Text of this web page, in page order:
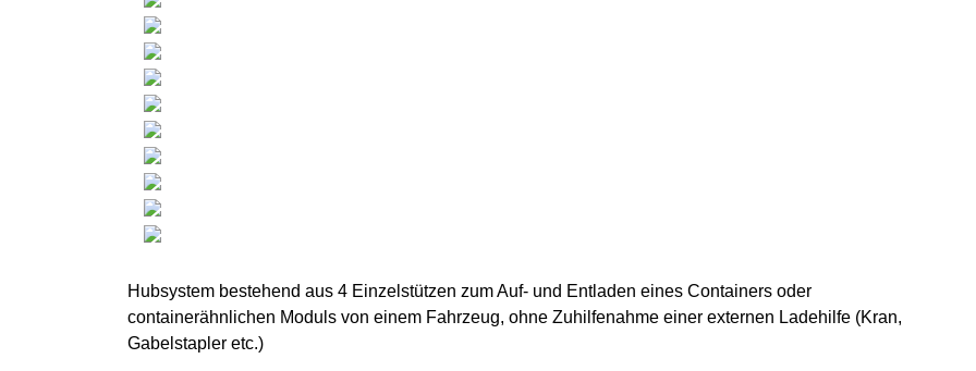
Hubsystem bestehend aus 4 Einzelstützen zum Auf- und Entladen eines Containers oder
containerähnlichen Moduls von einem Fahrzeug, ohne Zuhilfenahme einer externen Ladehilfe (Kran,
Gabelstapler etc.)